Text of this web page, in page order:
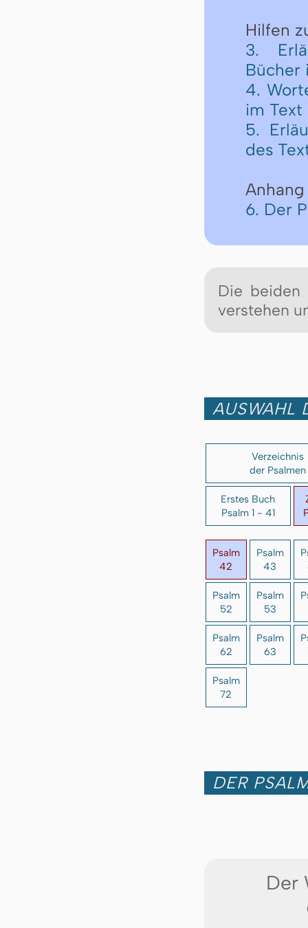
Hilfen
3.
Bücher
4.
im Text
5.
des
Anhang
6. Der
Die
verstehen
AUSWAHL
Verzeichnis
der Psalmen
Erstes Buch
Psalm 1 - 41
Psalm
42
Psalm
43
Psalm
52
Psalm
53
Psalm
62
Psalm
63
Psalm
72
DER
Der